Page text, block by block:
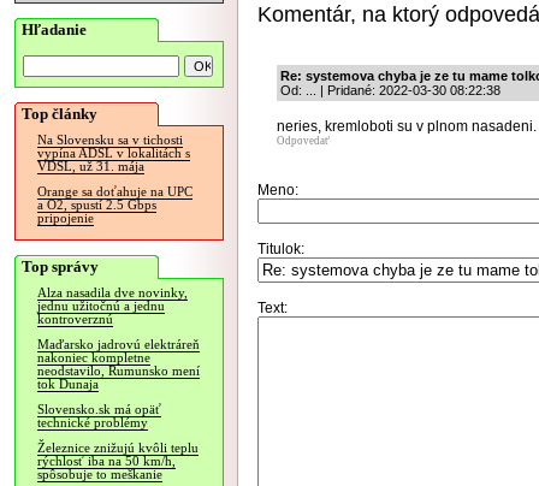
Hľadanie
Top články
Na Slovensku sa v tichosti
vypína ADSL v lokalitách s
VDSL, už 31. mája
Orange sa doťahuje na UPC
a O2, spustí 2.5 Gbps
pripojenie
Top správy
Alza nasadila dve novinky,
jednu užitočnú a jednu
kontroverznú
Maďarsko jadrovú elektráreň
nakoniec kompletne
neodstavilo, Rumunsko mení
tok Dunaja
Slovensko.sk má opäť
technické problémy
Železnice znižujú kvôli teplu
rýchlosť iba na 50 km/h,
spôsobuje to meškanie
Komentár, na ktorý
Re: systemova chyba je ze tu mame
Od: ... | Pridané: 2022-03-30 08:22:38
neries, kremloboti su v plnom nasadeni.
Odpovedať
Meno:
Titulok:
Text: